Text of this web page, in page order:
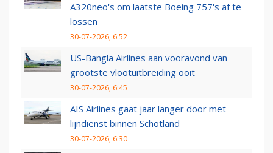
A320neo's om laatste Boeing 757's af te
lossen
30-07-2026, 6:52
US-Bangla Airlines aan vooravond van
grootste vlootuitbreiding ooit
30-07-2026, 6:45
AIS Airlines gaat jaar langer door met
lijndienst binnen Schotland
30-07-2026, 6:30